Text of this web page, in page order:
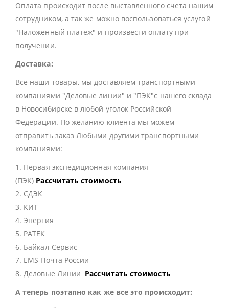
Оплата происходит после выставленного счета нашим
сотрудником, а так же можно воспользоваться услугой
"Наложенный платеж" и произвести оплату при
получении.
Доставка:
Все наши товары, мы доставляем транспортными
компаниями "Деловые линии" и "ПЭК"с нашего склада
в Новосибирске в любой уголок Российской
Федерации. По желанию клиента мы можем
отправить заказ Любыми другими транспортными
компаниями:
1. Первая экспедиционная компания
(ПЭК) Рассчитать стоимость
2. СДЭК
3. КИТ
4. Энергия
5. РАТЕК
6. Байкал-Сервис
7. EMS Почта России
8. Деловые Линии Рассчитать стоимость
А теперь поэтапно как же все это происходит: